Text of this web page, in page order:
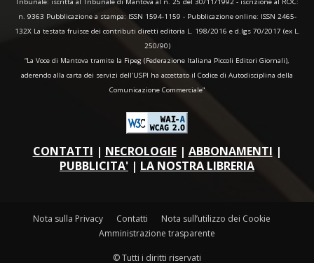
Tribunale: iscritta al Tribunale di Mantova al n. 25 del 30/11/1992 - iscrizione al ROC:
n. 9363 Pubblicazione a stampa: ISSN 1594-1159 - Pubblicazione online: ISSN 2465-
132X La testata fruisce dei contributi diretti editoria L. 198/2016 e d.lgs 70/2017 (ex L.
250/90)
“La Voce di Mantova tramite la Fipeg (Federazione Italiana Piccoli Editori Giornali),
aderendo alla carta dei servizi dell'USPI ha accettato il Codice di Autodisciplina della
Comunicazione Commerciale"
CONTATTI | NECROLOGIE| ABBONAMENTI |
PUBBLICITA' | LA NOSTRA LIBRERIA
Nota sulla Privacy Contatti
Nota sull’utilizzo dei Cookie
Amministrazione trasparente
© Tutti i diritti riservati